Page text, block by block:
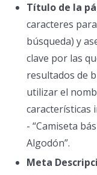
Título de la
caracteres
búsqueda) y
clave por las
resultados de
utilizar el
características
- “Camiseta
Algodón”.
Meta